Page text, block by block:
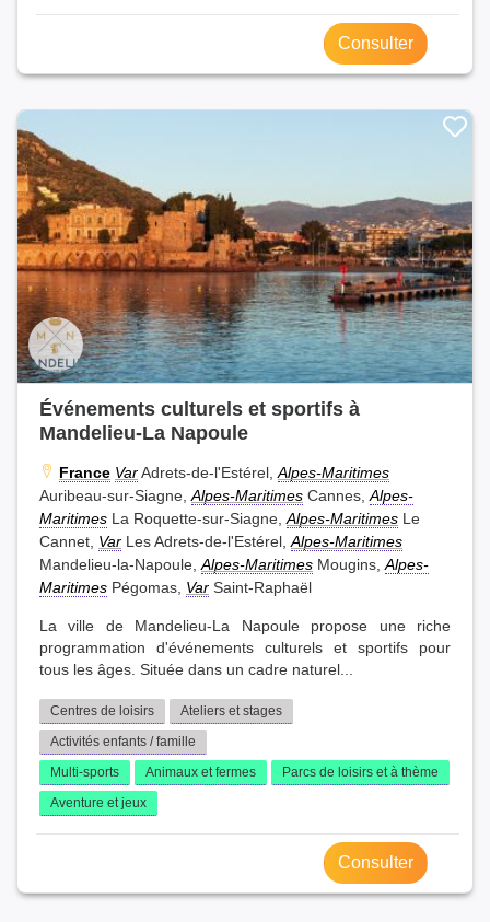
Consulter
Événements culturels et sportifs à
Mandelieu-La Napoule
France VarAdrets-de-l'Estérel,Alpes-Maritimes
Auribeau-sur-Siagne,Alpes-Maritimes Cannes,Alpes-
Maritimes La Roquette-sur-Siagne,Alpes-Maritimes Le
Cannet, Var Les Adrets-de-l'Estérel,Alpes-Maritimes
Mandelieu-la-Napoule,Alpes-Maritimes Mougins,Alpes-
Maritimes Pégomas, Var Saint-Raphaël
La ville de Mandelieu-La Napoule propose une riche
programmation d'événements culturels et sportifs pour
tous les âges. Située dans un cadre naturel...
Centres de loisirs
Ateliers et stages
Activités enfants / famille
Multi-sports
Animaux et fermes
Parcs de loisirs et à thème
Aventure et jeux
Consulter